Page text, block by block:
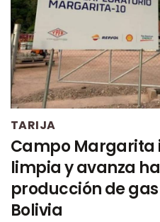
TARIJA
Campo Margarita
limpia y avanza
producción de
Bolivia